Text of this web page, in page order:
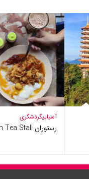
آسیاییگردشگری
رستوران Mansion Tea Stall